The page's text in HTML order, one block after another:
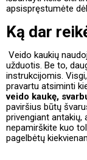
apsispręstumėte
Ką dar
Veido kaukių
užduotis. Be to,
instrukcijomis.
pravartu atsiminti
veido kaukę,
paviršius būtų
privengiant antakių,
nepamirškite kuo
pagelbėtų